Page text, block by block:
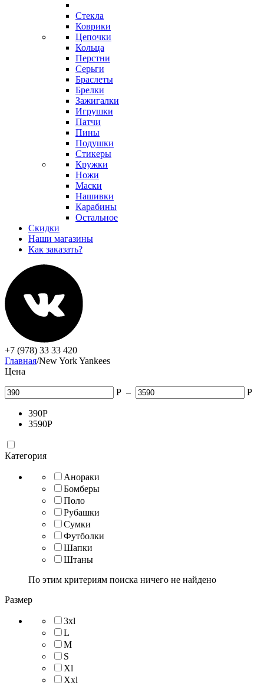
Стекла
Коврики
Цепочки
Кольца
Перстни
Серьги
Браслеты
Брелки
Зажигалки
Игрушки
Патчи
Пины
Подушки
Стикеры
Кружки
Ножи
Маски
Нашивки
Карабины
Остальное
Скидки
Наши магазины
Как заказать?
+7 (978) 33 33 420
Главная/New York Yankees
Цена
Р – Р
390Р
3590Р
Категория
Анораки
Бомберы
Поло
Рубашки
Сумки
Футболки
Шапки
Штаны
По этим критериям поиска ничего не найдено
Размер
3xl
L
M
S
Xl
Xxl